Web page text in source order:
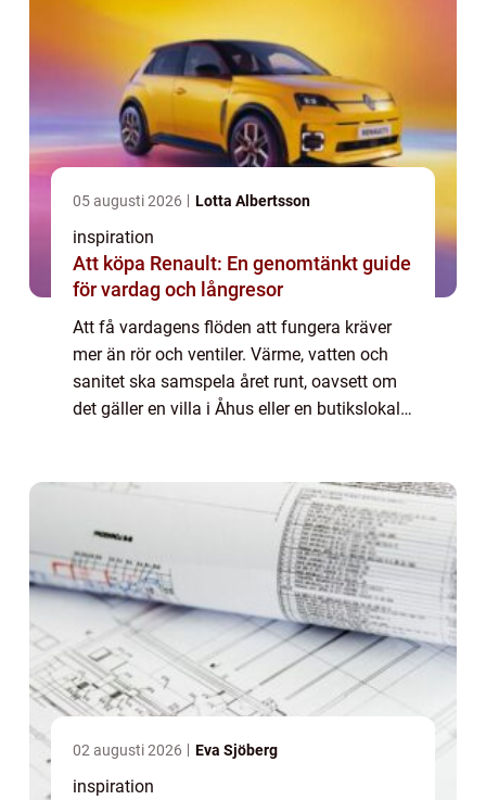
05 augusti 2026 Lotta Albertsson
inspiration
Att köpa Renault: En genomtänkt guide
för vardag och långresor
Att få vardagens flöden att fungera kräver
mer än rör och ventiler. Värme, vatten och
sanitet ska samspela året runt, oavsett om
det gäller en villa i Åhus eller en butikslokal i
02 augusti 2026 Eva Sjöberg
inspiration